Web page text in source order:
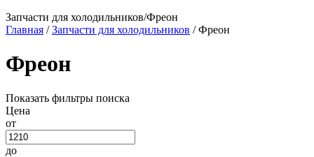
Запчасти для холодильников/Фреон
Главная /Запчасти для холодильников /Фреон
Фреон
Показать фильтры поиска
Цена
от
до